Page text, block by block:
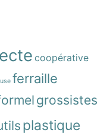
coopérative
ferraille
grossistes
plastique